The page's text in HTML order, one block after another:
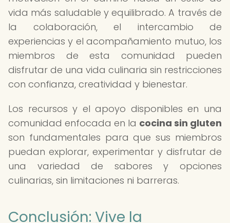
vida más saludable y equilibrado. A través de
la colaboración, el intercambio de
experiencias y el acompañamiento mutuo, los
miembros de esta comunidad pueden
disfrutar de una vida culinaria sin restricciones
con confianza, creatividad y bienestar.
Los recursos y el apoyo disponibles en una
comunidad enfocada en la cocina sin gluten
son fundamentales para que sus miembros
puedan explorar, experimentar y disfrutar de
una variedad de sabores y opciones
culinarias, sin limitaciones ni barreras.
Conclusión: Vive la